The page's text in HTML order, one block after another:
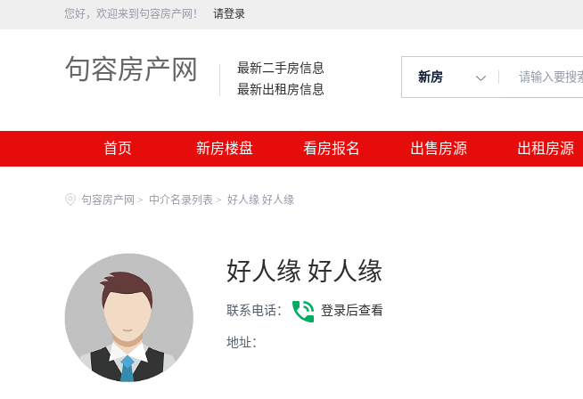
您好，欢迎来到句容房产网！ 请登录
句容房产网
最新二手房信息
最新出租房信息
新房
首页 新房楼盘 看房报名 出售房源 出租房源
句容房产网 > 中介名录列表 > 好人缘 好人缘
好人缘 好人缘
联系电话： 登录后查看
地址：